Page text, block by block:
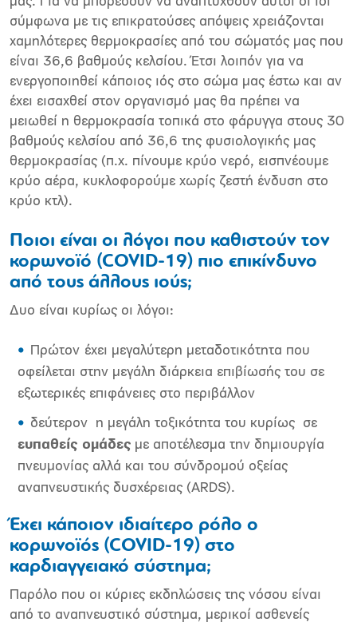
σύμφωνα με τις επικρατούσες απόψεις χρειάζονται
χαμηλότερες θερμοκρασίες από του σώματός μας που
είναι 36,6 βαθμούς κελσίου. Έτσι λοιπόν για να
ενεργοποιηθεί κάποιος ιός στο σώμα μας έστω και αν
έχει εισαχθεί στον οργανισμό μας θα πρέπει να
μειωθεί η θερμοκρασία τοπικά στο φάρυγγα στους 30
βαθμούς κελσίου από 36,6 της φυσιολογικής μας
θερμοκρασίας (π.χ. πίνουμε κρύο νερό, εισπνέουμε
κρύο αέρα, κυκλοφορούμε χωρίς ζεστή ένδυση στο
κρύο κτλ).
Ποιοι είναι οι λόγοι που καθιστούν τον
κορωνοϊό (COVID-19) πιο επικίνδυνο
από τους άλλους ιούς;
Δυο είναι κυρίως οι λόγοι:
Πρώτον έχει μεγαλύτερη μεταδοτικότητα που
οφείλεται στην μεγάλη διάρκεια επιβίωσής του σε
εξωτερικές επιφάνειες στο περιβάλλον
δεύτερον η μεγάλη τοξικότητα του κυρίως σε
ευπαθείς ομάδες με αποτέλεσμα την δημιουργία
πνευμονίας αλλά και του σύνδρομού οξείας
αναπνευστικής δυσχέρειας (ARDS).
Έχει κάποιον ιδιαίτερο ρόλο ο
κορωνοϊός (COVID-19) στο
καρδιαγγειακό σύστημα;
Παρόλο που οι κύριες εκδηλώσεις της νόσου είναι
από το αναπνευστικό σύστημα, μερικοί ασθενείς